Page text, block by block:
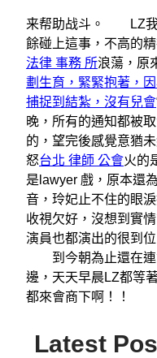
来帮助战斗。 LZ我
餘碰上這事，不高的
法律 事務 所浪蕩，原
劃生育，緊緊抱著，
捕捉到結紮，沒有兒會
晚，所有的通知都被
的，望完後感覺意猶
怒台北 律師 公會火的
是lawyer 戲，原本還
音，玲妃止不住的眼
收視欠好，沒想到實
演員也都演出的很到位
到今朝為止還在連
邊，天天早晨LZ都等
都來會商下啊！！
Latest